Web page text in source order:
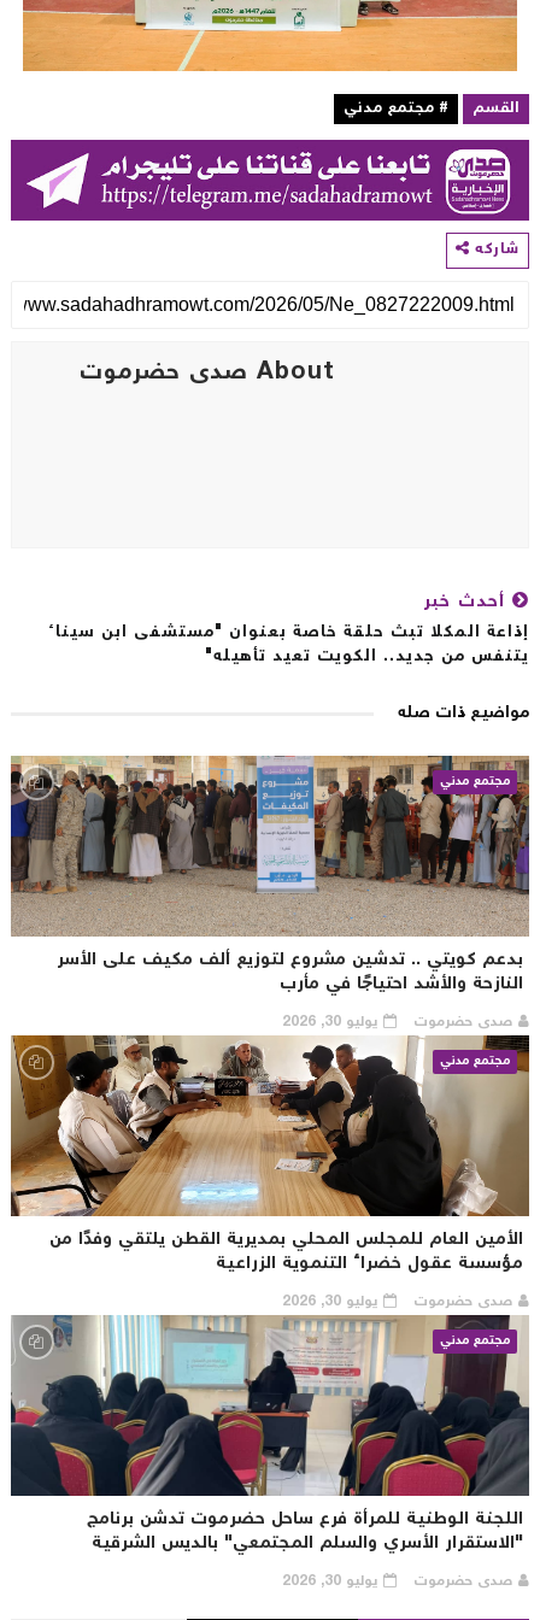
# مجتمع مدني
About صدى حضرموت
أحدث خبر
المكلا تبث حلقة خاصة بعنوان "مستشفى ابن سيناء
من جديد.. الكويت تعيد تأهيله"
ذات صله
مجتمع مدني
كويتي .. تدشين مشروع لتوزيع ألف مكيف على الأسر
والأشد احتياجًا في مأرب
صدى حضرموت
يوليو 30, 2026
مجتمع مدني
العام للمجلس المحلي بمديرية القطن يلتقي وفدًا من
عقول خضراء التنموية الزراعية
صدى حضرموت
يوليو 30, 2026
مجتمع مدني
الوطنية للمرأة فرع ساحل حضرموت تدشن برنامج
الأسري والسلم المجتمعي" بالديس الشرقية
صدى حضرموت يوليو 30, 2026